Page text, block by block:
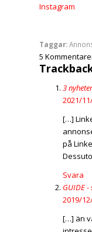
Instagram
Taggar:
5
3
2021/
[…]
på
Svara
GUIDE
2019/
[…] än